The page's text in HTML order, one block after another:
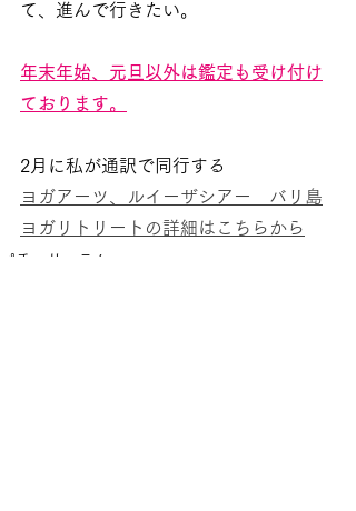
て、進んで行きたい。
年末年始、元旦以外は鑑定も受け付け
ております。
2月に私が通訳で同行する
ヨガアーツ、ルイーザシアー　バリ島
ヨガリトリートの詳細はこちらから
パチュリコラム